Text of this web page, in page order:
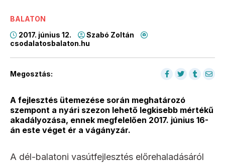
BALATON
2017. június 12.
Szabó Zoltán
csodalatosbalaton.hu
Megosztás:
A fejlesztés ütemezése során meghatározó
szempont a nyári szezon lehető legkisebb mértékű
akadályozása, ennek megfelelően 2017. június 16-
án este véget ér a vágányzár.
A dél-balatoni vasútfejlesztés előrehaladásáról